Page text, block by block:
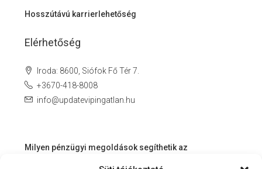
Hosszútávú karrierlehetőség
Elérhetőség
Iroda: 8600, Siófok Fő Tér 7.
+3670-418-8008
info@updatevipingatlan.hu
Milyen pénzügyi megoldások segíthetik az